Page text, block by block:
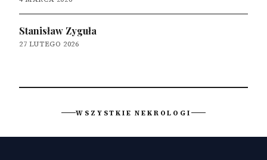
Stanisław Zyguła
27 LUTEGO 2026
WSZYSTKIE NEKROLOGI